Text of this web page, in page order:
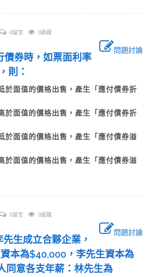
0留言 0追蹤
問題討論
債券時，如票面利率
則：
於面值的價格出售，產生「應付債券折
於面值的價格出售，產生「應付債券折
於面值的價格出售，產生「應付債券溢
於面值的價格出售，產生「應付債券溢
0留言 0追蹤
問題討論
生成立合夥企業，
本為$40,000，李先生資本為
同意各支年薪：林先生為